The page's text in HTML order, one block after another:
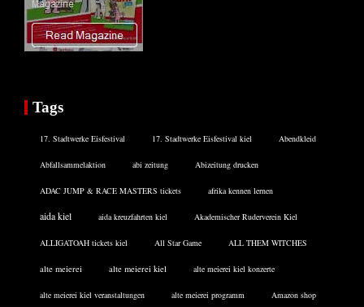
Tags
17. Stadtwerke Eisfestival 17. Stadtwerke Eisfestival kiel Abendkleid
Abfallsammelaktion abi zeitung Abizeitung drucken
ADAC JUMP & RACE MASTERS tickets afrika kennen lernen
aida kiel aida kreuzfahrten kiel Akademischer Ruderverein Kiel
ALLIGATOAH tickets kiel All Star Game ALL THEM WITCHES
alte meierei alte meierei kiel alte meierei kiel konzerte
alte meierei kiel veranstaltungen alte meierei programm Amazon shop